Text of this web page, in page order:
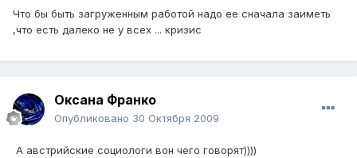
Что бы быть загруженным работой надо ее сначала заиметь
,что есть далеко не у всех ... кризис
Оксана Франко
Опубликовано 30 Октября 2009
А австрийские социологи вон чего говорят))))